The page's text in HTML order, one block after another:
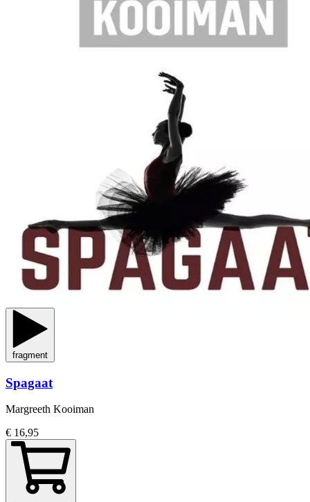
fragment
Spagaat
Margreeth Kooiman
€ 16,95